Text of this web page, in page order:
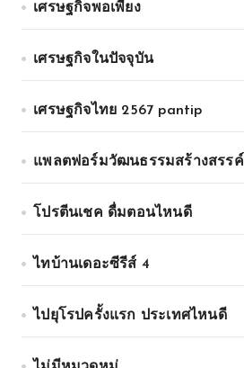
เศรษฐกิจพอเพียง
เศรษฐกิจในปัจจุบัน
เศรษฐกิจไทย 2567 pantip
แพลตฟอร์มวัฒนธรรมสร้างสรรค์
โปรตีนเชค ดื่มตอนไหนดี
ไทบ้านเดอะซีรีส์ 4
ไปยุโรปครั้งแรก ประเทศไหนดี